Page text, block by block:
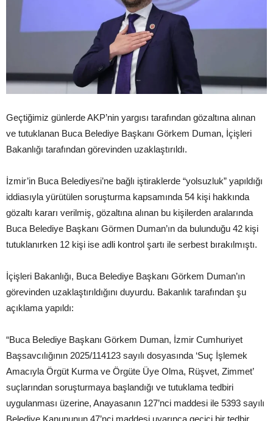
Geçtiğimiz günlerde AKP’nin yargısı tarafından gözaltına alınan
ve tutuklanan Buca Belediye Başkanı Görkem Duman, İçişleri
Bakanlığı tarafından görevinden uzaklaştırıldı.
İzmir’in Buca Belediyesi’ne bağlı iştiraklerde “yolsuzluk” yapıldığı
iddiasıyla yürütülen soruşturma kapsamında 54 kişi hakkında
gözaltı kararı verilmiş, gözaltına alınan bu kişilerden aralarında
Buca Belediye Başkanı Görmen Duman’ın da bulunduğu 42 kişi
tutuklanırken 12 kişi ise adli kontrol şartı ile serbest bırakılmıştı.
İçişleri Bakanlığı, Buca Belediye Başkanı Görkem Duman’ın
görevinden uzaklaştırıldığını duyurdu. Bakanlık tarafından şu
açıklama yapıldı:
“Buca Belediye Başkanı Görkem Duman, İzmir Cumhuriyet
Başsavcılığının 2025/114123 sayılı dosyasında ‘Suç İşlemek
Amacıyla Örgüt Kurma ve Örgüte Üye Olma, Rüşvet, Zimmet’
suçlarından soruşturmaya başlandığı ve tutuklama tedbiri
uygulanması üzerine, Anayasanın 127’nci maddesi ile 5393 sayılı
Belediye Kanununun 47’nci maddesi uyarınca geçici bir tedbir